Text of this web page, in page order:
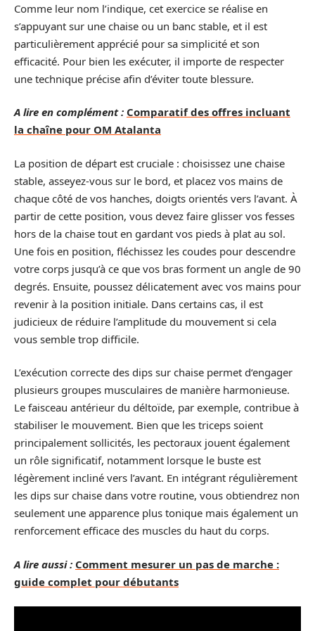
Comme leur nom l’indique, cet exercice se réalise en
s’appuyant sur une chaise ou un banc stable, et il est
particulièrement apprécié pour sa simplicité et son
efficacité. Pour bien les exécuter, il importe de respecter
une technique précise afin d’éviter toute blessure.
A lire en complément : Comparatif des offres incluant
la chaîne pour OM Atalanta
La position de départ est cruciale : choisissez une chaise
stable, asseyez-vous sur le bord, et placez vos mains de
chaque côté de vos hanches, doigts orientés vers l’avant. À
partir de cette position, vous devez faire glisser vos fesses
hors de la chaise tout en gardant vos pieds à plat au sol.
Une fois en position, fléchissez les coudes pour descendre
votre corps jusqu’à ce que vos bras forment un angle de 90
degrés. Ensuite, poussez délicatement avec vos mains pour
revenir à la position initiale. Dans certains cas, il est
judicieux de réduire l’amplitude du mouvement si cela
vous semble trop difficile.
L’exécution correcte des dips sur chaise permet d‘engager
plusieurs groupes musculaires de manière harmonieuse.
Le faisceau antérieur du déltoïde, par exemple, contribue à
stabiliser le mouvement. Bien que les triceps soient
principalement sollicités, les pectoraux jouent également
un rôle significatif, notamment lorsque le buste est
légèrement incliné vers l’avant. En intégrant régulièrement
les dips sur chaise dans votre routine, vous obtiendrez non
seulement une apparence plus tonique mais également un
renforcement efficace des muscles du haut du corps.
A lire aussi : Comment mesurer un pas de marche :
guide complet pour débutants